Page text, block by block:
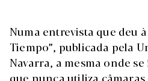
Numa entrevista que deu
Tiempo”, publicada pela
Navarra, a mesma onde
que nunca utiliza